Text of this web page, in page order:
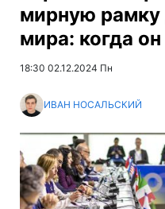
мирную рамку
мира: когда
18:30 02.12.2024 Пн
ИВАН НОСАЛЬСКИЙ